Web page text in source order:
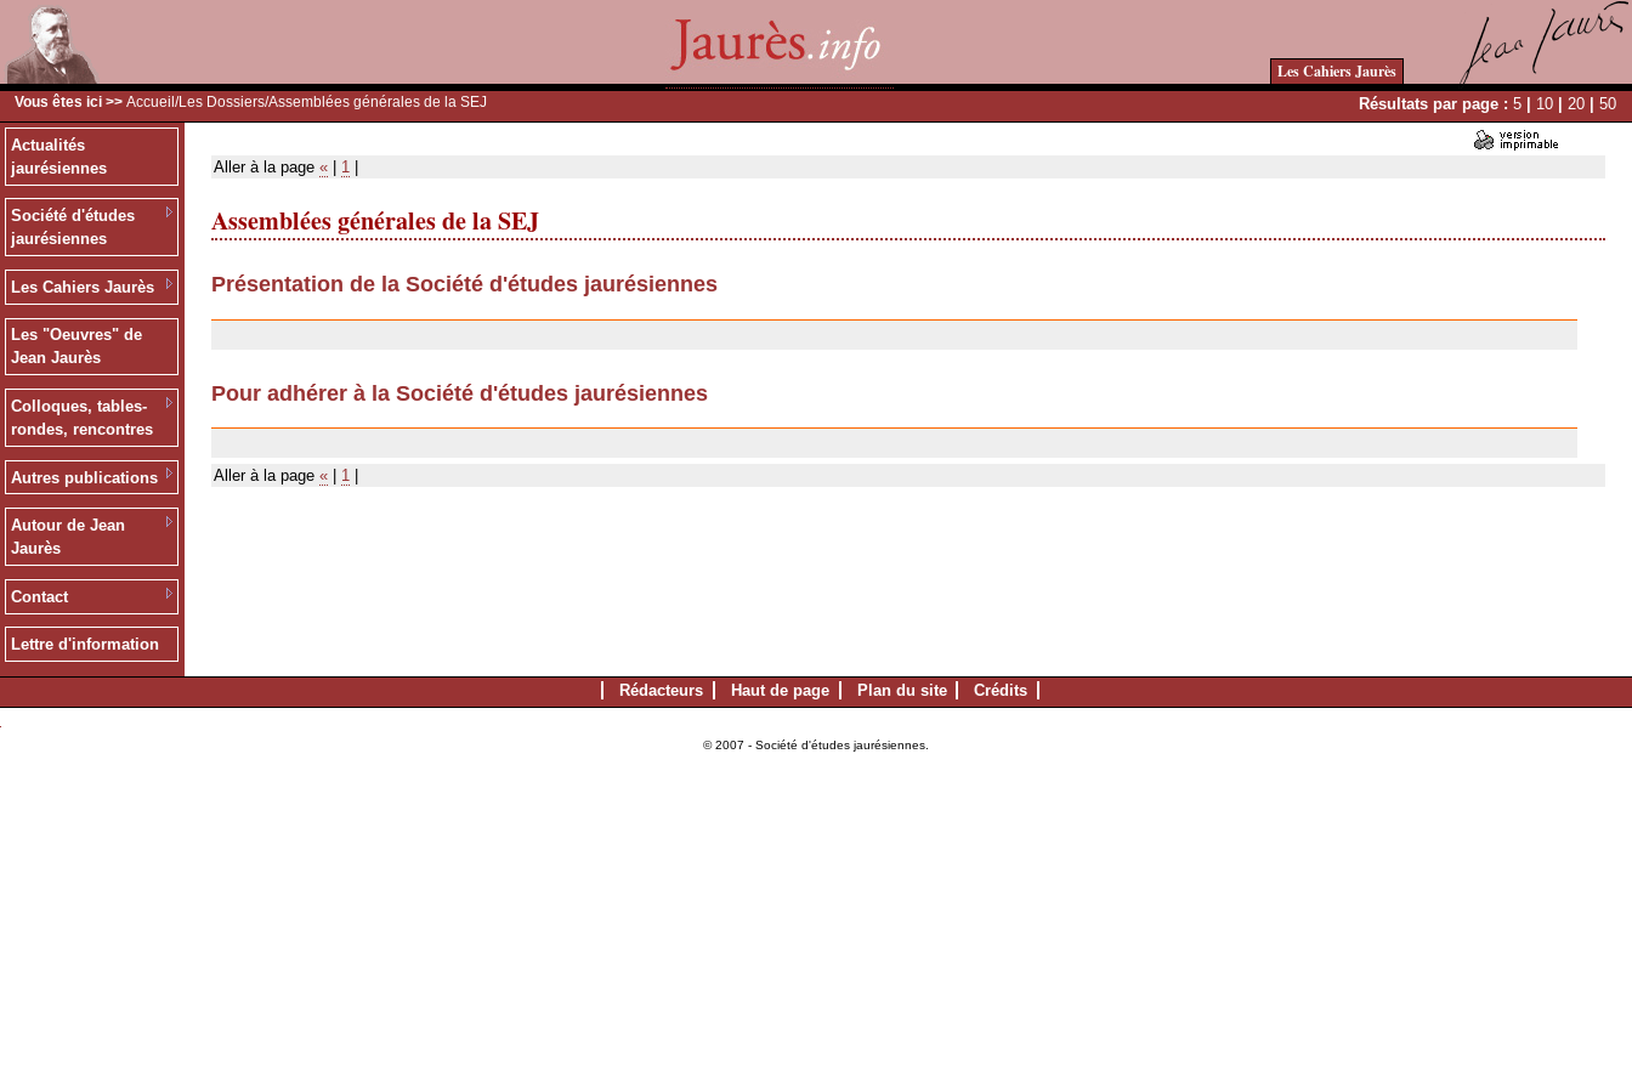
Les Cahiers Jaurès
Vous êtes ici >> Accueil /Les Dossiers/Assemblées générales de la SEJ Résultats par page : 5 | 10 | 20 | 50
Actualités
jaurésiennes
Société d'études
jaurésiennes
Les Cahiers Jaurès
Les "Oeuvres" de
Jean Jaurès
Colloques, tables-
rondes, rencontres
Autres publications
Autour de Jean
Jaurès
Contact
Lettre d'information
Aller à la page « 1
Assemblées générales de la SEJ
Présentation de la Société d'études jaurésiennes
Pour adhérer à la Société d'études jaurésiennes
Aller à la page « 1
Rédacteurs Haut de page Plan du site Crédits
© 2007 - Société d'études jaurésiennes.